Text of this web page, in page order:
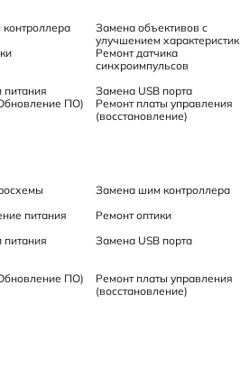
Замена объективов с
улучшением характеристик
Ремонт датчика
синхроимпульсов
питания Замена USB порта
ПО)
Ремонт платы управления
(восстановление)
Замена шим контроллера
питания Ремонт оптики
питания Замена USB порта
ПО)
Ремонт платы управления
(восстановление)